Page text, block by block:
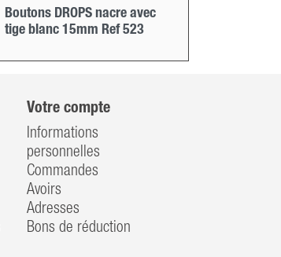
Boutons DROPS nacre avec
tige blanc 15mm Ref 523
Votre compte
Informations
personnelles
Commandes
Avoirs
Adresses
Bons de réduction